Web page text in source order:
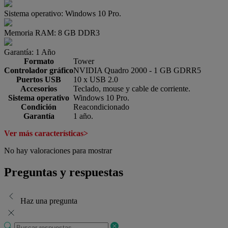
Sistema operativo: Windows 10 Pro.
Memoria RAM: 8 GB DDR3
Garantía: 1 Año
Formato
Tower
Controlador gráficoNVIDIA Quadro 2000 - 1 GB GDRR5
Puertos USB
10 x USB 2.0
Accesorios
Teclado, mouse y cable de corriente.
Sistema operativo Windows 10 Pro.
Condición
Reacondicionado
Garantía
1 año.
Ver más características>
No hay valoraciones para mostrar
Preguntas y respuestas
Haz una pregunta